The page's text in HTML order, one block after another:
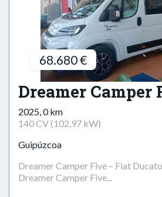
68.680 €
Dreamer Camper
2025, 0 km
140 CV (102,97 kW)
Guipúzcoa
Dreamer Camper Five – Fiat
Dreamer Camper Five...